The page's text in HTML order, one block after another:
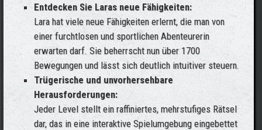
Entdecken Sie Laras neue Fähigkeiten:
Lara hat viele neue Fähigkeiten erlernt, die man von
einer furchtlosen und sportlichen Abenteurerin
erwarten darf. Sie beherrscht nun über 1700
Bewegungen und lässt sich deutlich intuitiver steuern.
Trügerische und unvorhersehbare
Herausforderungen:
Jeder Level stellt ein raffiniertes, mehrstufiges Rätsel
dar, das in eine interaktive Spielumgebung eingebettet